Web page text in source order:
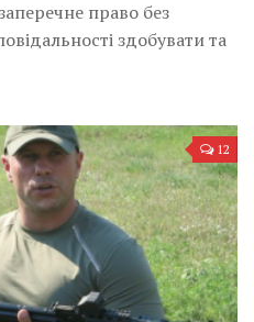
право без
здобувати та
12